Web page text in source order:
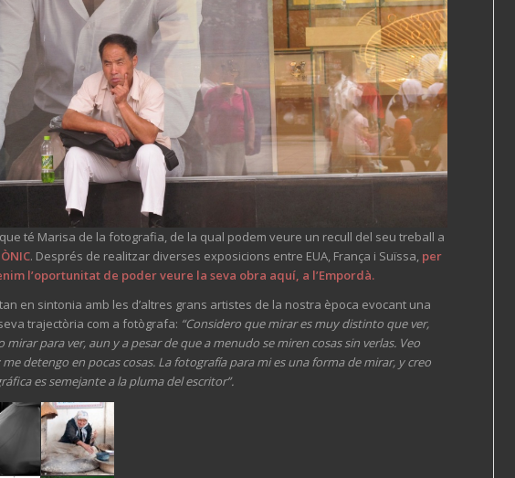
té Marisa de la fotografia, de la qual podem veure un recull del seu treball a
. Després de realitzar diverses exposicions entre EUA, França i Suïssa, per
l’oportunitat de poder veure la seva obra aquí, a l’Empordà.
en sintonia amb les d’altres grans artistes de la nostra època evocant una
trajectòria com a fotògrafa: “Considero que mirar es muy distinto que ver,
mirar para ver, aun y a pesar de que a menudo se miren cosas sin verlas. Veo
detengo en pocas cosas. La fotografía para mi es una forma de mirar, y creo
es semejante a la pluma del escritor”.